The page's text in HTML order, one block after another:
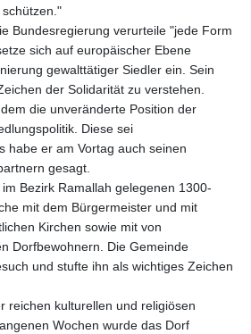
Bundesregierung verurteile "jede Form
sich auf europäischer Ebene
gewalttätiger Siedler ein. Sein
der Solidarität zu verstehen.
die unveränderte Position der
Diese sei
habe er am Vortag auch seinen
gesagt.
Bezirk Ramallah gelegenen 1300-
mit dem Bürgermeister und mit
Kirchen sowie mit von
Dorfbewohnern. Die Gemeinde
und stufte ihn als wichtiges Zeichen
reichen kulturellen und religiösen
Wochen wurde das Dorf